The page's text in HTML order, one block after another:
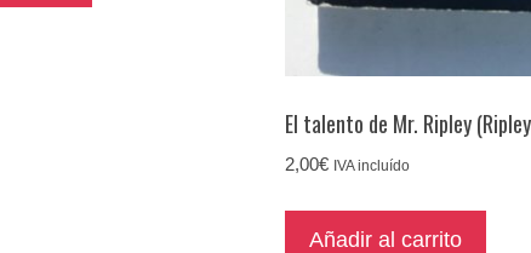
El talento de Mr. Ripley
2,00€ IVA incluído
Añadir al carrito